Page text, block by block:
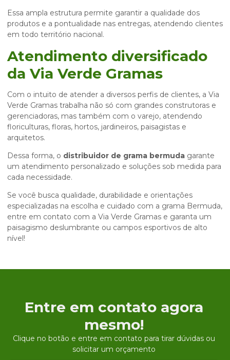
Essa ampla estrutura permite garantir a qualidade dos
produtos e a pontualidade nas entregas, atendendo clientes
em todo território nacional.
Atendimento diversificado
da Via Verde Gramas
Com o intuito de atender a diversos perfis de clientes, a Via
Verde Gramas trabalha não só com grandes construtoras e
gerenciadoras, mas também com o varejo, atendendo
floriculturas, floras, hortos, jardineiros, paisagistas e
arquitetos.
Dessa forma, o distribuidor de grama bermuda garante
um atendimento personalizado e soluções sob medida para
cada necessidade.
Se você busca qualidade, durabilidade e orientações
especializadas na escolha e cuidado com a grama Bermuda,
entre em contato com a Via Verde Gramas e garanta um
paisagismo deslumbrante ou campos esportivos de alto
nível!
Entre em contato agora
mesmo!
Clique no botão e entre em contato para tirar dúvidas ou
solicitar um orçamento